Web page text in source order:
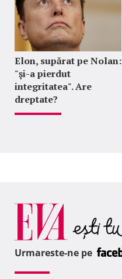
Elon, supărat pe Nolan:
"şi-a pierdut
integritatea". Are
dreptate?
Urmareste-ne pe